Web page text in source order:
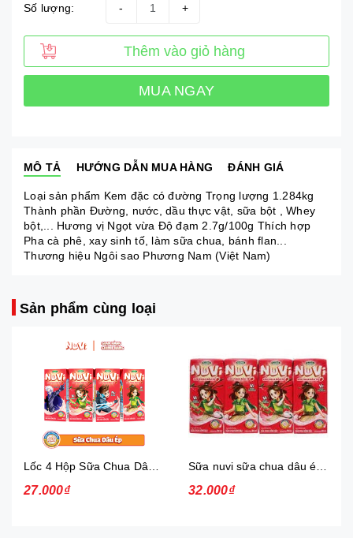
Số lượng: +
-
Thêm vào giỏ hàng
MUA NGAY
MÔ TẢ HƯỚNG DẪN MUA HÀNG ĐÁNH GIÁ
Loại sản phẩm Kem đặc có đường Trọng lượng 1.284kg
Thành phần Đường, nước, dầu thực vật, sữa bột , Whey
bột,... Hương vị Ngọt vừa Độ đạm 2.7g/100g Thích hợp
Pha cà phê, xay sinh tố, làm sữa chua, bánh flan...
Thương hiệu Ngôi sao Phương Nam (Việt Nam)
Sản phẩm cùng loại
27.000₫ 32.000₫